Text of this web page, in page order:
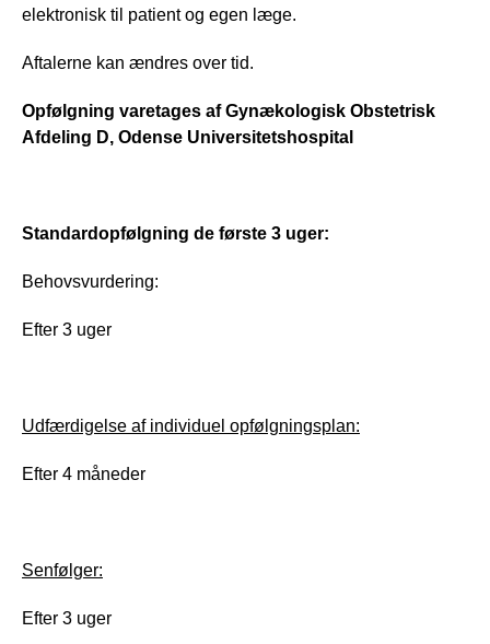
elektronisk til patient og egen læge.
Aftalerne kan ændres over tid.
Opfølgning varetages af Gynækologisk Obstetrisk
Afdeling D, Odense Universitetshospital
Standardopfølgning de første 3 uger:
Behovsvurdering:
Efter 3 uger
Udfærdigelse af individuel opfølgningsplan:
Efter 4 måneder
Senfølger:
Efter 3 uger